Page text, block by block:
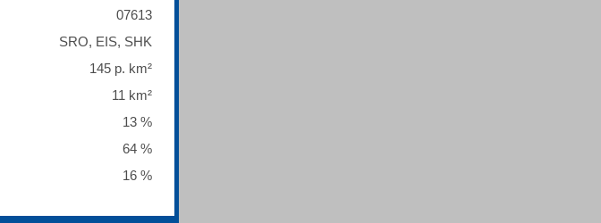
07613
SRO, EIS, SHK
145 p. km²
11 km²
13 %
64 %
16 %